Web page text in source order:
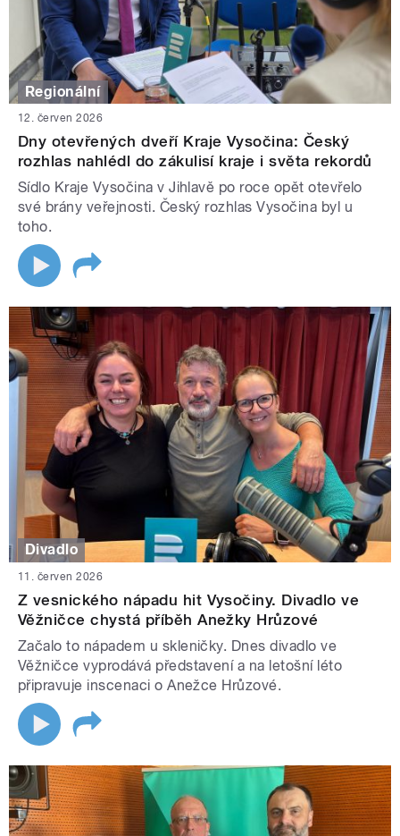
Regionální
12. červen 2026
Dny otevřených dveří Kraje Vysočina: Český
rozhlas nahlédl do zákulisí kraje i světa rekordů
Sídlo Kraje Vysočina v Jihlavě po roce opět otevřelo
své brány veřejnosti. Český rozhlas Vysočina byl u
toho.
Divadlo
11. červen 2026
Z vesnického nápadu hit Vysočiny. Divadlo ve
Věžničce chystá příběh Anežky Hrůzové
Začalo to nápadem u skleničky. Dnes divadlo ve
Věžničce vyprodává představení a na letošní léto
připravuje inscenaci o Anežce Hrůzové.